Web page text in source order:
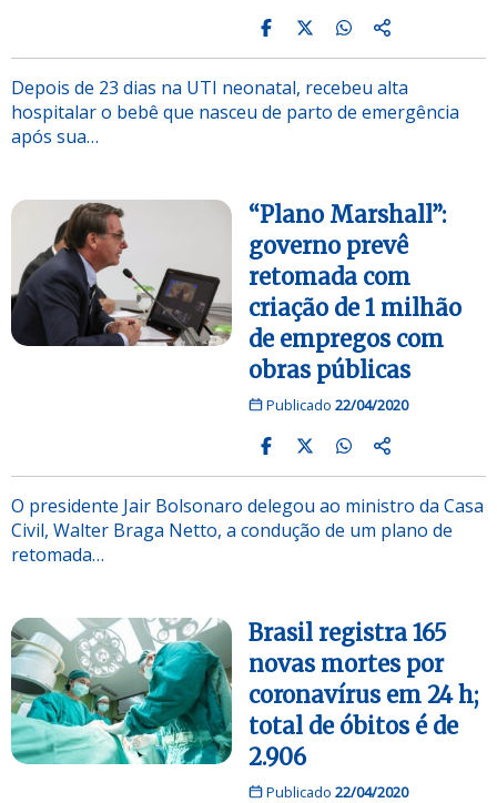
Depois de 23 dias na UTI neonatal, recebeu alta
hospitalar o bebê que nasceu de parto de emergência
após sua…
“Plano Marshall”:
governo prevê
retomada com
criação de 1 milhão
de empregos com
obras públicas
Publicado 22/04/2020
O presidente Jair Bolsonaro delegou ao ministro da Casa
Civil, Walter Braga Netto, a condução de um plano de
retomada…
Brasil registra 165
novas mortes por
coronavírus em 24 h;
total de óbitos é de
2.906
Publicado 22/04/2020